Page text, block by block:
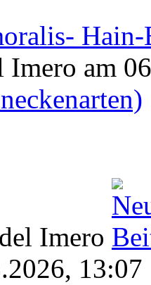
Imero am
Imero
13:07